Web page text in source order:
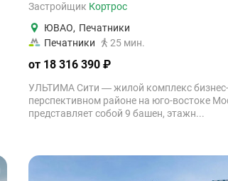
Застройщик Кортрос
ЮВАО, Печатники
Печатники
25 мин.
от 18 316 390 ₽
УЛЬТИМА Сити — жилой комплекс
перспективном районе на юго-востоке
представляет собой 9 башен, этажн...